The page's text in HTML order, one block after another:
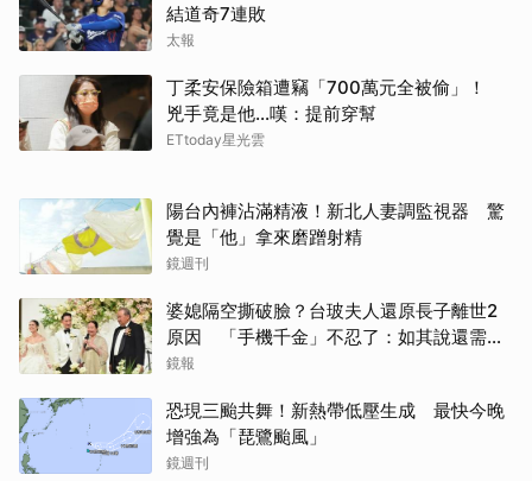
結道奇7連敗
太報
丁柔安保險箱遭竊「700萬元全被偷」！
兇手竟是他...嘆：提前穿幫
ETtoday星光雲
陽台內褲沾滿精液！新北人妻調監視器 驚
覺是「他」拿來磨蹭射精
鏡週刊
婆媳隔空撕破臉？台玻夫人還原長子離世2
原因 「手機千金」不忍了：如其說還需要
離開嗎？
鏡報
恐現三颱共舞！新熱帶低壓生成 最快今晚
增強為「琵鷺颱風」
鏡週刊